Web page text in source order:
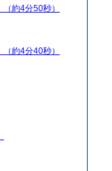
（約4分50秒）
（約4分40秒）